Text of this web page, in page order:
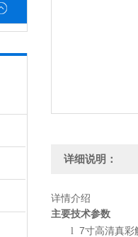
详细说明：
详情介绍
主要技术参数
l 7寸高清真彩